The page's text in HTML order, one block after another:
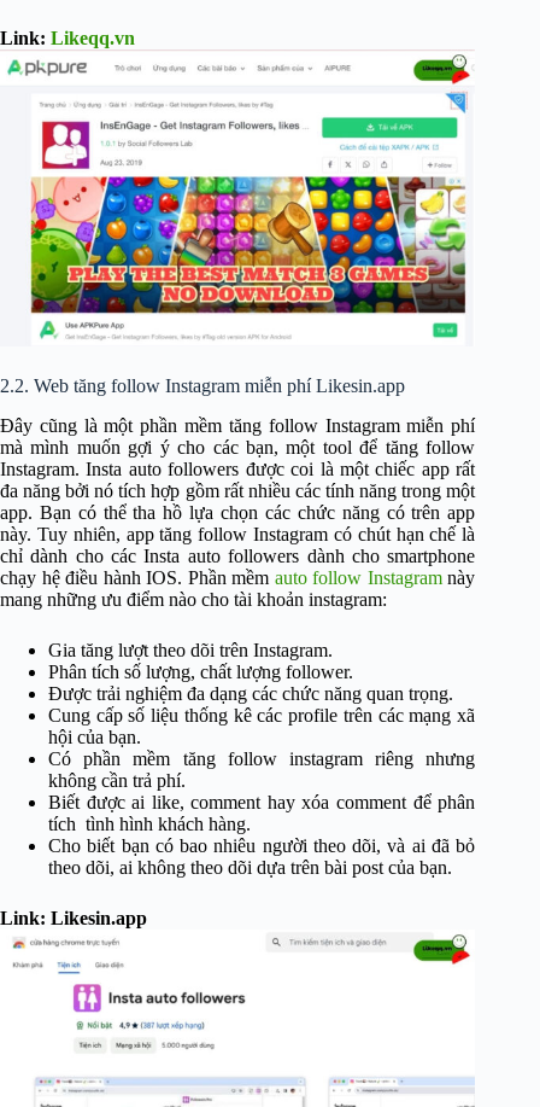
Link: Likeqq.vn
2.2. Web tăng follow Instagram miễn phí Likesin.app
Đây cũng là một phần mềm tăng follow Instagram miễn phí
mà mình muốn gợi ý cho các bạn, một tool để tăng follow
Instagram. Insta auto followers được coi là một chiếc app rất
đa năng bởi nó tích hợp gồm rất nhiều các tính năng trong một
app. Bạn có thể tha hồ lựa chọn các chức năng có trên app
này. Tuy nhiên, app tăng follow Instagram có chút hạn chế là
chỉ dành cho các Insta auto followers dành cho smartphone
chạy hệ điều hành IOS. Phần mềm auto follow Instagramnày
mang những ưu điểm nào cho tài khoản instagram:
Gia tăng lượt theo dõi trên Instagram.
Phân tích số lượng, chất lượng follower.
Được trải nghiệm đa dạng các chức năng quan trọng.
Cung cấp số liệu thống kê các profile trên các mạng xã
hội của bạn.
Có phần mềm tăng follow instagram riêng nhưng
không cần trả phí.
Biết được ai like, comment hay xóa comment để phân
tích tình hình khách hàng.
Cho biết bạn có bao nhiêu người theo dõi, và ai đã bỏ
theo dõi, ai không theo dõi dựa trên bài post của bạn.
Link: Likesin.app